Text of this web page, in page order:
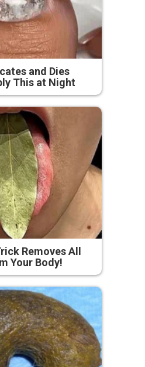
and Dies
This at Night
Removes All
Your Body!